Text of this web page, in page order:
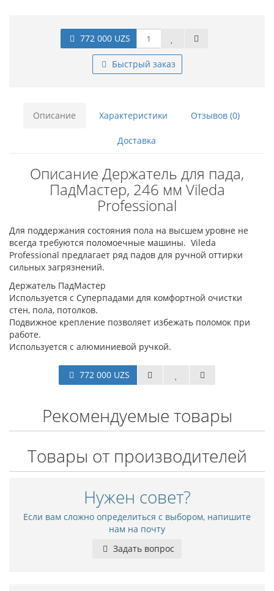
772 000 UZS
Быстрый заказ
Описание Характеристики Отзывов (0)
Доставка
Описание Держатель для пада,
ПадМастер, 246 мм Vileda
Professional
Для поддержания состояния пола на высшем уровне не
всегда требуются поломоечные машины. Vileda
Professional предлагает ряд падов для ручной оттирки
сильных загрязнений.
Держатель ПадМастер
Используется с Суперпадами для комфортной очистки
стен, пола, потолков.
Подвижное крепление позволяет избежать поломок при
работе.
Используется с алюминиевой ручкой.
772 000 UZS
Рекомендуемые товары
Товары от производителей
Нужен совет?
Если вам сложно определиться с выбором, напишите
нам на почту
Задать вопрос